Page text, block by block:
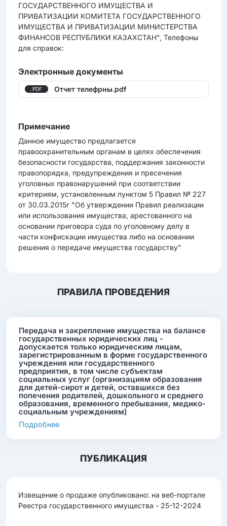
ГОСУДАРСТВЕННОГО ИМУЩЕСТВА И
ПРИВАТИЗАЦИИ КОМИТЕТА ГОСУДАРСТВЕННОГО
ИМУЩЕСТВА И ПРИВАТИЗАЦИИ МИНИСТЕРСТВА
ФИНАНСОВ РЕСПУБЛИКИ КАЗАХСТАН", Телефоны
для справок:
Электронные документы
.PDF Отчет телефрны.pdf
Примечание
Данное имущество предлагается
правоохранительным органам в целях обеспечения
безопасности государства, поддержания законности
правопорядка, предупреждения и пресечения
уголовных правонарушений при соответствии
критериям, установленным пунктом 5 Правил № 227
от 30.03.2015г "Об утверждении Правил реализации
или использования имущества, арестованного на
основании приговора суда по уголовному делу в
части конфискации имущества либо на основании
решения о передаче имущества государству"
ПРАВИЛА ПРОВЕДЕНИЯ
Передача и закрепление имущества на балансе
государственных юридических лиц -
допускается только юридическим лицам,
зарегистрированным в форме государственного
учреждения или государственного
предприятия, в том числе субъектам
социальных услуг (организациям образования
для детей-сирот и детей, оставшихся без
попечения родителей, дошкольного и среднего
образования, временного пребывания, медико-
социальным учреждениям)
Подробнее
ПУБЛИКАЦИЯ
Извещение о продаже опубликовано: на веб-портале
Реестра государственного имущества - 25-12-2024